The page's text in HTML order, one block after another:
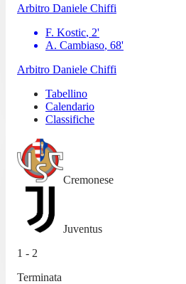
Arbitro Daniele Chiffi
F. Kostic, 2'
A. Cambiaso, 68'
Arbitro Daniele Chiffi
Tabellino
Calendario
Classifiche
Cremonese
Juventus
1 - 2
Terminata